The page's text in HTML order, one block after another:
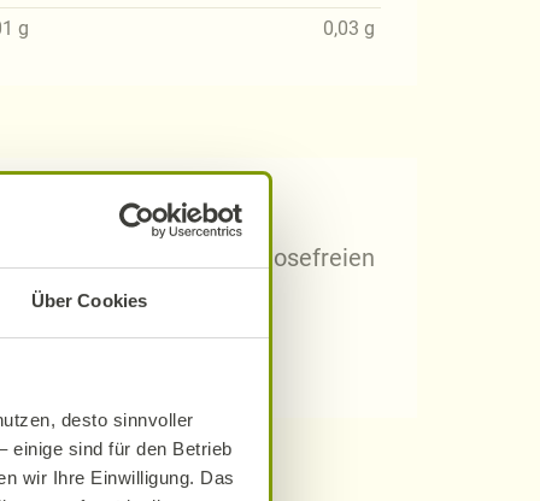
Über Cookies
desto sinnvoller
einige sind für den Betrieb
wir Ihre Einwilligung. Das
g
0,03 g
gluten- und laktosefreien